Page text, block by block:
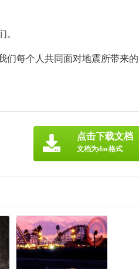
。
们每个人共同面对地震所带来的
点击下载文档
文档为doc格式